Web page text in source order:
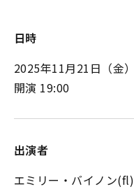
日時
2025年11月21日 （金）
開演 19:00
出演者
エミリー・バイノン(fl)